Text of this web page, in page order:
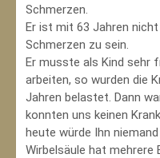
Schmerzen.
Er ist mit 63 Jahren
Schmerzen zu sein.
Er musste als Kind sehr
arbeiten, so wurden die
Jahren belastet. Dann
konnten uns keinen
heute würde Ihn
Wirbelsäule hat mehrere